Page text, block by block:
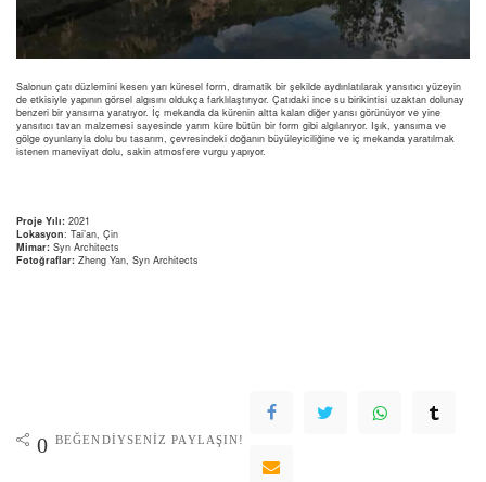
Salonun çatı düzlemini kesen yarı küresel form, dramatik bir şekilde aydınlatılarak yansıtıcı yüzeyin
de etkisiyle yapının görsel algısını oldukça farklılaştırıyor. Çatıdaki ince su birikintisi uzaktan dolunay
benzeri bir yansıma yaratıyor. İç mekanda da kürenin altta kalan diğer yarısı görünüyor ve yine
yansıtıcı tavan malzemesi sayesinde yarım küre bütün bir form gibi algılanıyor. Işık, yansıma ve
gölge oyunlarıyla dolu bu tasarım, çevresindeki doğanın büyüleyiciliğine ve iç mekanda yaratılmak
istenen maneviyat dolu, sakin atmosfere vurgu yapıyor.
Proje Yılı: 2021
Lokasyon: Tai’an, Çin
Mimar: Syn Architects
Fotoğraflar: Zheng Yan, Syn Architects
0 BEĞENDIYSENIZ PAYLAŞIN!